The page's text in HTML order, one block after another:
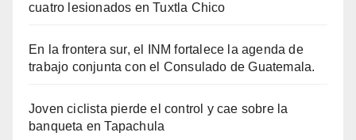
cuatro lesionados en Tuxtla Chico
En la frontera sur, el INM fortalece la agenda de
trabajo conjunta con el Consulado de Guatemala.
Joven ciclista pierde el control y cae sobre la
banqueta en Tapachula